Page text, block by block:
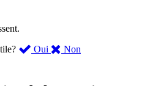
Oui ,
Non